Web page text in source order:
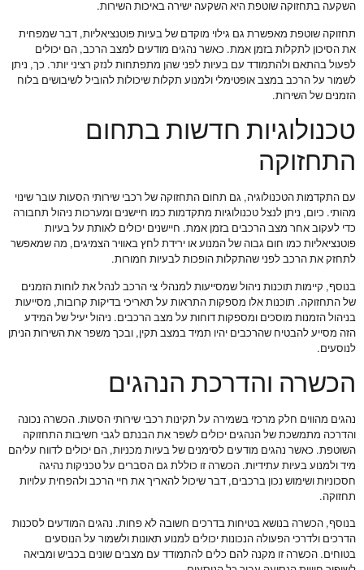
השקעה בתחזוקה שוטפת היא השקעה ישירה באיכות השירות.
תחזוקה שוטפת מאפשרת גם גילוי מוקדם של בעיות פוטנציאליות, דבר שמפחית
את הסיכון לתקלות בזמן אמת. כאשר נהגים מודעים למצב הרכב, הם יכולים
לפעול בהתאם ולהתמודד עם בעיות לפני שהן מתפתחות לנזק רציני יותר. כך, ניתן
לשמור על הרכב במצב אופטימלי ולמנוע תקלות שיכולות להוביל לשיבושים בלוח
הזמנים של השירות.
טכנולוגיות חדשות בתחום
התחזוקה
עם התקדמות הטכנולוגיה, גם תחום התחזוקה של רכבי שירותי הסעות עובר שינוי
מהותי. כיום, ניתן לנצל טכנולוגיות מתקדמות כמו חיישנים ומערכות ניהול תחבורה
כדי לעקוב אחר מצב הרכבים בזמן אמת. חיישנים יכולים לאותת על בעיות
פוטנציאליות כמו חום גבוה של המנוע או ירידת לחץ באוויר הצמיגים, מה שמאפשר
לתחזק את הרכב לפני שהתקלות הופכות לבעיות חמורות.
בנוסף, קיימות תוכנות ניהול שמסייעות למנהלי צי הרכב לנהל את לוחות הזמנים
של התחזוקה. תוכנות אלו מספקות התראות על תאריכי בדיקות קרובות, מסייעות
בניהול הזמנות מוסכים ומספקות דוחות על מצב הרכבים. ניהול יעיל של המידע
הזה מסייע להבטיח שהרכבים יהיו תמיד במצב תקין, ובכך משפר את השירות הניתן
לנוסעים.
הכשרה והדרכת הנהגים
נהגים מהווים חלק מרכזי בשמירה על תקינות רכבי שירותי הסעות. הכשרה נכונה
והדרכה מתמשכת של הנהגים יכולים לשפר את הבנתם לגבי חשיבות התחזוקה
השוטפת. כאשר נהגים מודעים לסימנים של בעיות מכניות, הם יכולים לדווח עליהם
מיד ולמנוע בעיות עתידיות. הכשרה זו כוללת גם הסברים על טכניקות נהיגה
חסכוניות ושימוש נכון ברכבים, דבר שיכול להאריך את חיי הרכב ולהפחית עלויות
תחזוקה.
בנוסף, הכשרה בנושא בטיחות בדרכים חשובה לא פחות. נהגים המודעים לסכנות
הדרכים ולדרכי הפעולה הנכונות יכולים למנוע תאונות ולשמור על הנוסעים
בטוחים. הכשרה זו מקנה להם כלים להתמודד עם מצבים שונים בכביש ומביאה